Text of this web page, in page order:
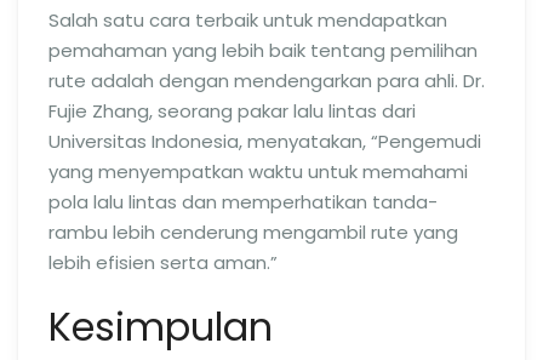
Salah satu cara terbaik untuk mendapatkan
pemahaman yang lebih baik tentang pemilihan
rute adalah dengan mendengarkan para ahli. Dr.
Fujie Zhang, seorang pakar lalu lintas dari
Universitas Indonesia, menyatakan, “Pengemudi
yang menyempatkan waktu untuk memahami
pola lalu lintas dan memperhatikan tanda-
rambu lebih cenderung mengambil rute yang
lebih efisien serta aman.”
Kesimpulan